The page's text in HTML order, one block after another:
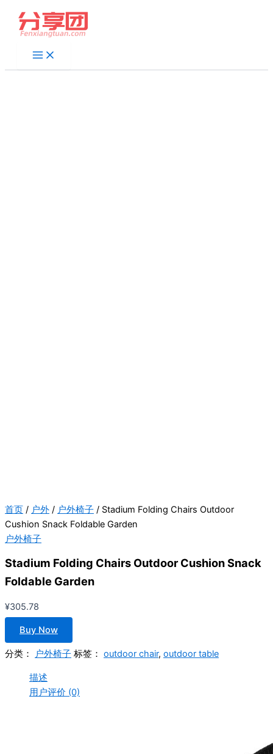
首页 / 户外 / 户外椅子 / Stadium Folding Chairs Outdoor
Cushion Snack Foldable Garden
户外椅子
Stadium Folding Chairs Outdoor Cushion Snack
Foldable Garden
¥305.78
Buy Now
分类： 户外椅子 标签： outdoor chair, outdoor table
描述
用户评价 (0)